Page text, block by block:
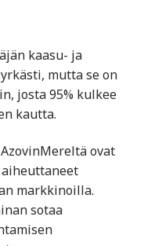
kaasu- ja
mutta se on
josta 95% kulkee
kautta.
ovat
aiheuttaneet
markkinoilla.
sotaa